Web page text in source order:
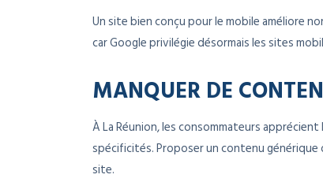
Un site bien conçu pour le mobile améliore
car Google privilégie désormais les sites
MANQUER DE
À La Réunion, les consommateurs
spécificités. Proposer un contenu
site.